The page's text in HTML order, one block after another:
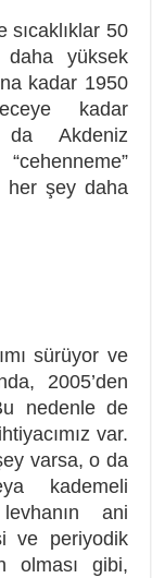
sıcaklıklar 50
yüksek
kadar 1950
kadar
da Akdeniz
her şey daha
sürüyor ve
2005’den
nedenle de
var.
varsa, o da
kademeli
ani
ve periyodik
olması gibi,